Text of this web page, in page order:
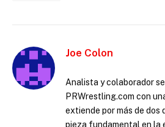
Joe Colon
Analista y colaborador
PRWrestling.com con
extiende por más de dos
pieza fundamental en la